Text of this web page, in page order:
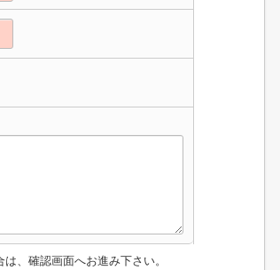
、確認画面へお進み下さい。